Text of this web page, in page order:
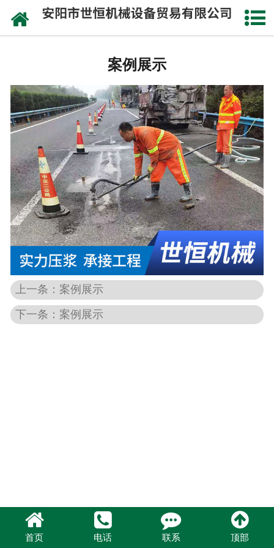
网站首页
成功案例
设备实力
施工视频
资讯动态
联系我们
案例展示
上一条：案例展示
下一条：案例展示
首页 电话 联系 顶部